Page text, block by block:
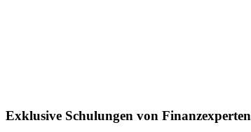
Exklusive Schulungen von Finanzexperten